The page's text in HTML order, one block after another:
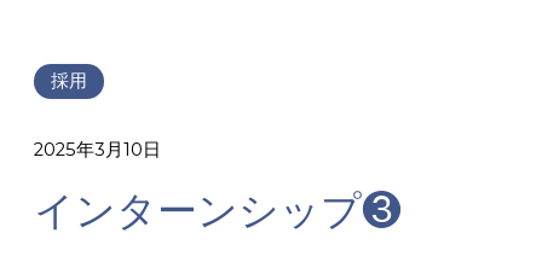
採用
2025年3月10日
インターンシップ❸